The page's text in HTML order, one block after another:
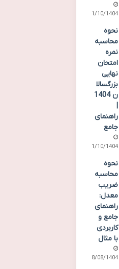
11/10/1404
نحوه
محاسبه
نمره
امتحان
نهایی
بزرگسالا
ن 1404
راهنمای
جامع
11/10/1404
نحوه
محاسبه
ضریب
معدل:
راهنمای
جامع و
کاربردی
با مثال
18/08/1404